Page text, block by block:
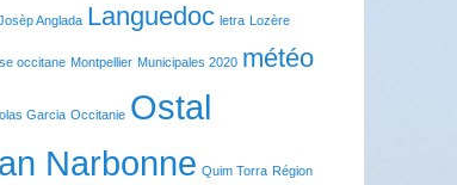
Anglada Languedoc letra Lozère
occitane Montpellier Municipales 2020 météo
Garcia Occitanie Ostal
Narbonne Quim Torra Région